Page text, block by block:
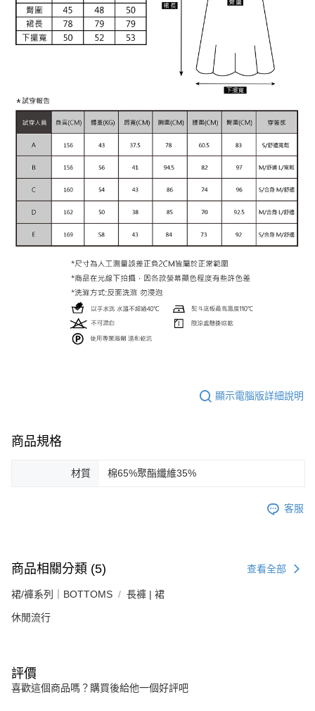
顯示電腦版詳細說明
商品規格
材質 棉65%聚酯纖維35%
客服
商品相關分類 (5) 查看全部
裙/褲系列｜BOTTOMS 長褲 | 裙
休閒流行
評價
喜歡這個商品嗎？購買後給他一個好評吧